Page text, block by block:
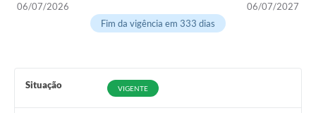
Secretarias
Projetos
06/07/2026
06/07/2027
Fim da vigência em 333 dias
Situação VIGENTE